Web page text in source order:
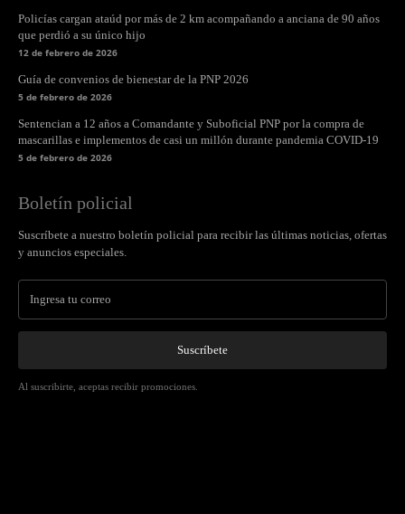
Policías cargan ataúd por más de 2 km acompañando a anciana de 90 años
que perdió a su único hijo
12 de febrero de 2026
Guía de convenios de bienestar de la PNP 2026
5 de febrero de 2026
Sentencian a 12 años a Comandante y Suboficial PNP por la compra de
mascarillas e implementos de casi un millón durante pandemia COVID-19
5 de febrero de 2026
Boletín policial
Suscríbete a nuestro boletín policial para recibir las últimas noticias, ofertas
y anuncios especiales.
Suscríbete
Al suscribirte, aceptas recibir promociones.